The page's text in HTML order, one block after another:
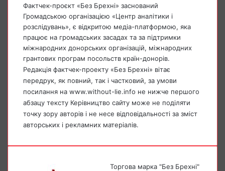
Фактчек-проєкт «Без Брехні» заснований
Громадською організацією «Центр аналітики і
розслідувань», є відкритою медіа-платформою, яка
працює на громадських засадах та за підтримки
міжнародних донорських організацій, міжнародних
грантових програм посольств країн-донорів.
Редакція фактчек-проекту «Без Брехні» вітає
передрук, як повний, так і частковий, за умови
посилання на www.without-lie.info не нижче першого
абзацу тексту Керівництво сайту може не поділяти
точку зору авторів і не несе відповідальності за зміст
авторських і рекламних матеріалів.
Торгова марка "Без Брехні"